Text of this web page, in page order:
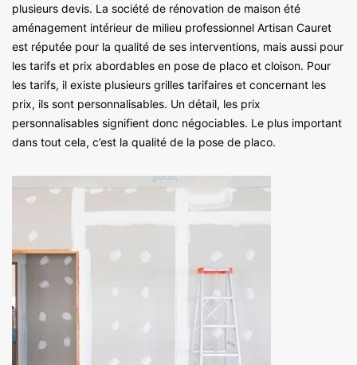
plusieurs devis. La société de rénovation de maison été
aménagement intérieur de milieu professionnel Artisan Cauret
est réputée pour la qualité de ses interventions, mais aussi pour
les tarifs et prix abordables en pose de placo et cloison. Pour
les tarifs, il existe plusieurs grilles tarifaires et concernant les
prix, ils sont personnalisables. Un détail, les prix
personnalisables signifient donc négociables. Le plus important
dans tout cela, c’est la qualité de la pose de placo.